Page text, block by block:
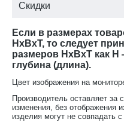
Выпускается в пяти
лесной орех;
орех;
черный;
белая эмаль.
Скидки
Если в размерах
HxBxT, то следует
размеров HxBxT как
глубина (длина).
Цвет изображения на
Производитель оставляет за
изменения, без отображения
изделия могут не совпадать